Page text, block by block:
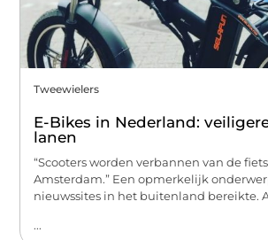
Tweewielers
E-Bikes in Nederland:
lanen
“Scooters worden verbannen van de
Amsterdam.” Een opmerkelijk
nieuwssites in het buitenland bereikte.
...